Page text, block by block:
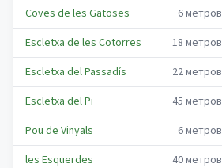
Coves de les Gatoses
6метров
Escletxa de les Cotorres
18 метров
Escletxa del Passadís
22метров
Escletxa del Pi
45 метров
Pou de Vinyals
6метров
les Esquerdes
40метров